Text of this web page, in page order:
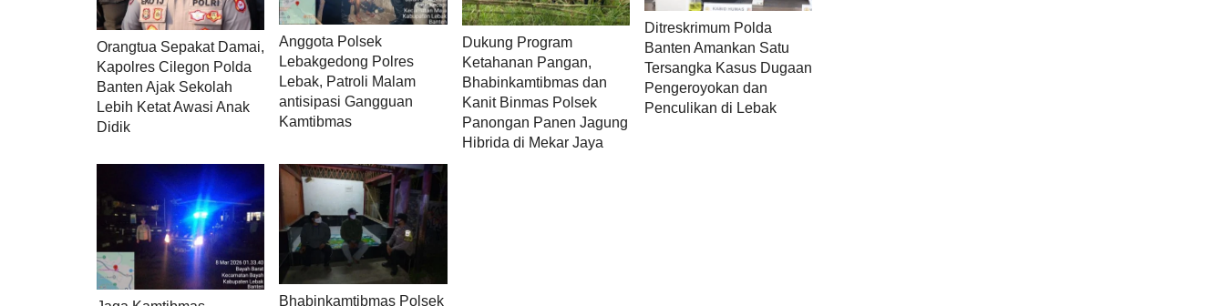
Orangtua Sepakat Damai,
Kapolres Cilegon Polda
Banten Ajak Sekolah
Lebih Ketat Awasi Anak
Didik
Anggota Polsek
Lebakgedong Polres
Lebak, Patroli Malam
antisipasi Gangguan
Kamtibmas
Dukung Program
Ketahanan Pangan,
Bhabinkamtibmas dan
Kanit Binmas Polsek
Panongan Panen Jagung
Hibrida di Mekar Jaya
Ditreskrimum Polda
Banten Amankan Satu
Tersangka Kasus Dugaan
Pengeroyokan dan
Penculikan di Lebak
Bhabinkamtibmas Polsek